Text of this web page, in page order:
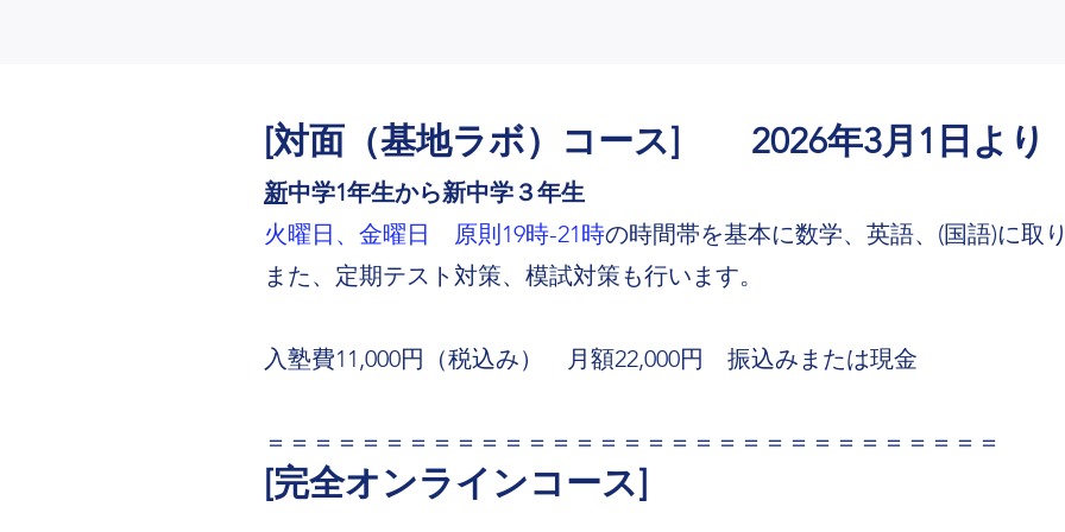
[対面（基地ラボ）コース] 2026年3月1日より
新中学1年生から新中学３年生
火曜日、金曜日 原則19時-21時の時間帯を基本に数学、英語、(国語)に取
​また、定期テスト対策、模試対策も行います。
入塾費11,000円（税込み） 月額22,000円 振込みまたは現金
＝＝＝＝＝＝＝＝＝＝＝＝＝＝＝＝＝＝＝＝＝＝＝＝＝＝＝＝＝＝＝
[完全オンラインコース]